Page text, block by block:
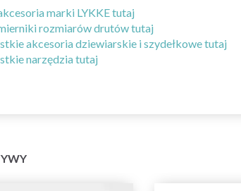
marki LYKKE tutaj
rozmiarów drutów tutaj
akcesoria dziewiarskie i szydełkowe tutaj
narzędzia tutaj